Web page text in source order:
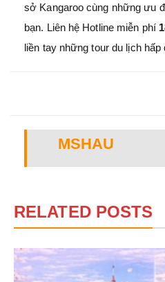
sở Kangaroo cùng những ưu
bạn. Liên hệ Hotline miễn phí
liền tay những tour du lịch hấp
MSHAU
RELATED POSTS